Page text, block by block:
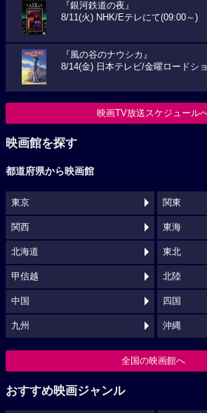
『銀河鉄道の夜』
8/11(火) NHK/Eテレにて(09:00～)
『風の谷のナウシカ』
8/14(金) 日本テレビ/金曜ロードシ
映画TV放送スケジュール
映画館を探す
都道府県から映画館
東京 関東
関西 東海
北海道 東北
甲信越 北陸
中国 四国
九州 沖縄
全国の映画館へ
おすすめ映画ジャンル